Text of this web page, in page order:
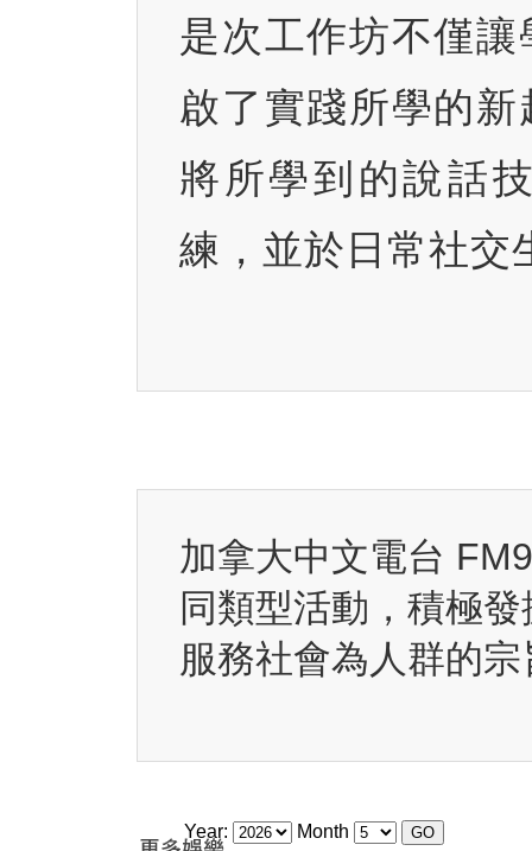
是次工作坊不僅
啟了實踐所學的
將所學到的說話
練，並於日常社交
加拿大中文電台
同類型活動，積極
服務社會為人群的宗
Year: Month